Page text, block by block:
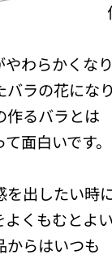
わらかくなり
ラの花にな
作るバラとは
面白いです。
を出したい時
くもむとよ
からはいつも